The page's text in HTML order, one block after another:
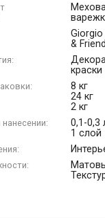
Giorgio
&
краски
8 кг
24 кг
2 кг
0,1-0,3
1 слой